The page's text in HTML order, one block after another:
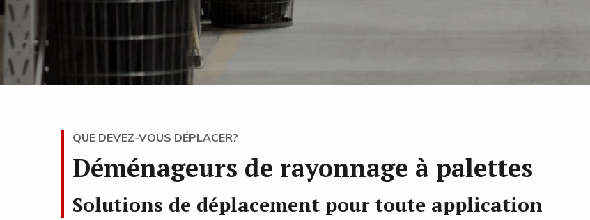
QUE DEVEZ-VOUS DÉPLACER?
Déménageurs de rayonnage à palettes
Solutions de déplacement pour toute application